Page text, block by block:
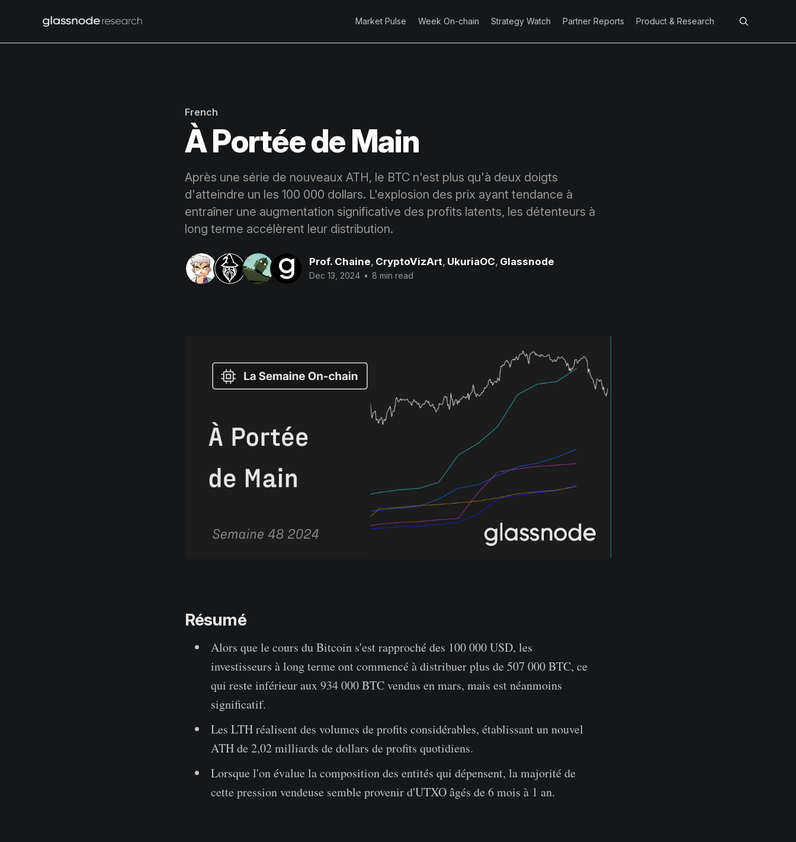
Market Pulse Week On-chain Strategy Watch Partner Reports Product & Research
French
À Portée de Main
Après une série de nouveaux ATH, le BTC n'est plus qu'à deux doigts
d'atteindre un les 100 000 dollars. L'explosion des prix ayant tendance à
entraîner une augmentation significative des profits latents, les détenteurs à
long terme accélèrent leur distribution.
Prof. Chaine, CryptoVizArt, UkuriaOC, Glassnode
Dec 13, 2024 • 8 min read
Résumé
Alors que le cours du Bitcoin s'est rapproché des 100 000 USD, les
investisseurs à long terme ont commencé à distribuer plus de 507 000 BTC, ce
qui reste inférieur aux 934 000 BTC vendus en mars, mais est néanmoins
significatif.
Les LTH réalisent des volumes de profits considérables, établissant un nouvel
ATH de 2,02 milliards de dollars de profits quotidiens.
Lorsque l'on évalue la composition des entités qui dépensent, la majorité de
cette pression vendeuse semble provenir d'UTXO âgés de 6 mois à 1 an.